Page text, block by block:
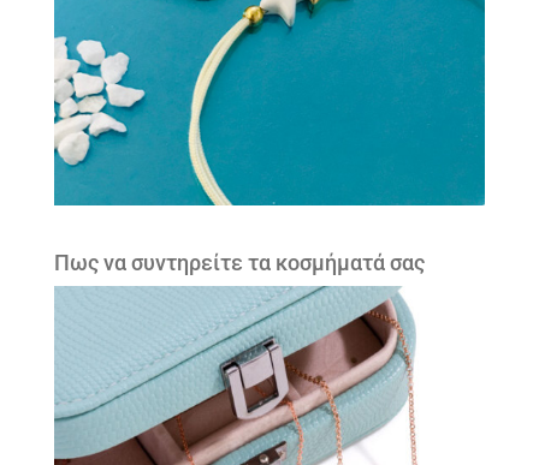
Πως να συντηρείτε τα κοσμήματά σας